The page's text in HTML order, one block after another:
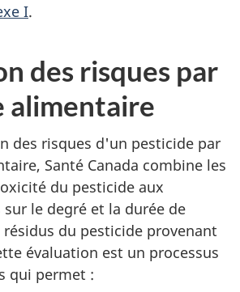
I.
des risques par
alimentaire
des risques d'un pesticide par
Santé Canada combine les
du pesticide aux
le degré et la durée de
du pesticide provenant
évaluation est un processus
qui permet :